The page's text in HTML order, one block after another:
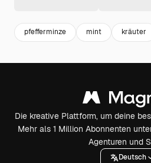
pfefferminze mint kräuter
Die kreative Plattform, um deine
Mehr als 1 Million Abonnenten
Agenturen und
Deutsch